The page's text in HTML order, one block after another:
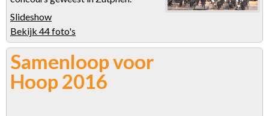
Slideshow
Bekijk 44 foto's
Samenloop voor
Hoop 2016